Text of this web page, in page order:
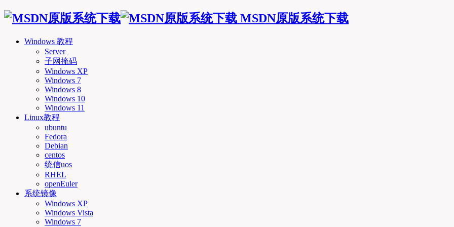
MSDN原版系统下载
Windows 教程
Server
子网掩码
Windows XP
Windows 7
Windows 8
Windows 10
Windows 11
Linux教程
ubuntu
Fedora
Debian
centos
统信uos
RHEL
openEuler
系统镜像
Windows XP
Windows Vista
Windows 7